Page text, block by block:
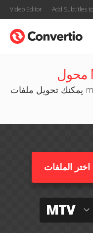
Video Editor Add Subtitles
يمكنك تحويل ملفات mtv إلى snb على الإنترنت وبشكل
اختر الملفات
MTV